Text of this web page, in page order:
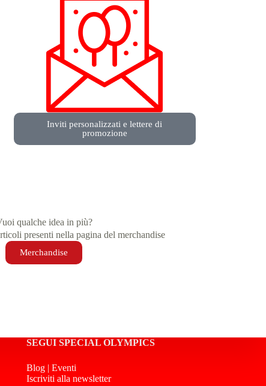
Inviti personalizzati e lettere di
promozione
qualche idea in più?
presenti nella pagina del merchandise
Merchandise
SEGUI SPECIAL OLYMPICS
Blog| Eventi
Iscriviti alla newsletter